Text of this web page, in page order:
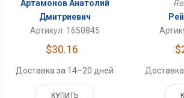
Артамонов Анатолий
Дмитриевич
Артикул: 1650845
$30.16
Доставка за 14–20 дней
КУПИТЬ